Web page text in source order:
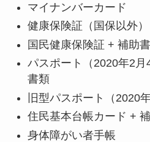
マイナンバーカード
健康保険証（国保以外
国民健康保険証 + 補助
パスポート（2020年2
書類
旧型パスポート（2020
住民基本台帳カード +
身体障がい者手帳